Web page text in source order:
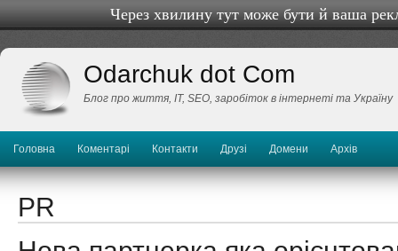
Через хвилину тут може бути й ваша
Odarchuk dot Com
Блог про життя, IТ, SEO, заробіток в інтернеті та Україну
Головна Коментарі Контакти Друзі Домени Архів
PR